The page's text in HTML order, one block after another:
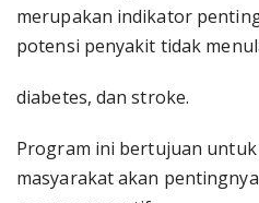
merupakan indikator
potensi penyakit tidak
diabetes, dan stroke.
Program ini bertujuan
masyarakat akan